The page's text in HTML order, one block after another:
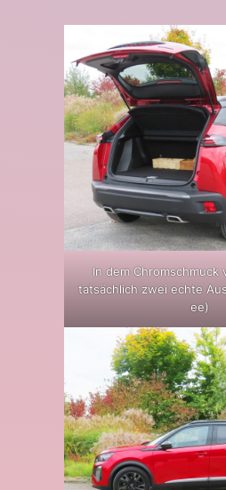
In dem Chromschmuck
tatsächlich zwei echte
ee)